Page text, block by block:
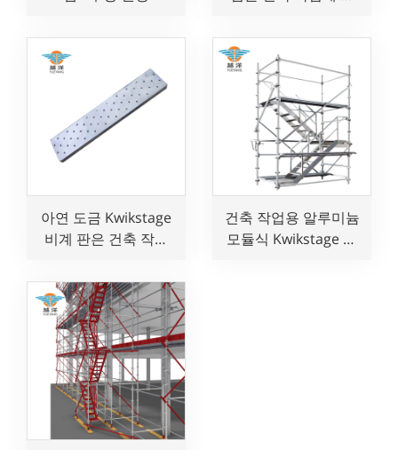
수합니다.
아연 도금 Kwikstage
비계 판은 건축 작업
을 준수합니다.
건축 작업용 알루미늄
모듈식 Kwikstage 비